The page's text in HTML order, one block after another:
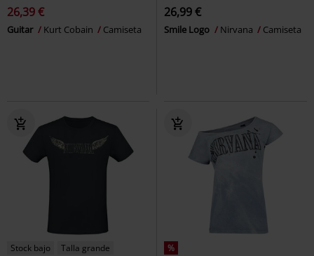
26,39 €
Guitar Kurt Cobain Camiseta
26,99 €
Smile Logo Nirvana Camiseta
Stock bajo Talla grande %